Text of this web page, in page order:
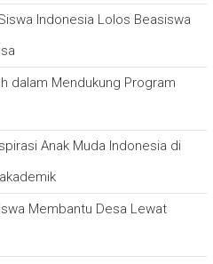
Indonesia Lolos Beasiswa
dalam Mendukung Program
Anak Muda Indonesia di
Membantu Desa Lewat